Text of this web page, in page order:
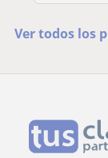
Ver todos los